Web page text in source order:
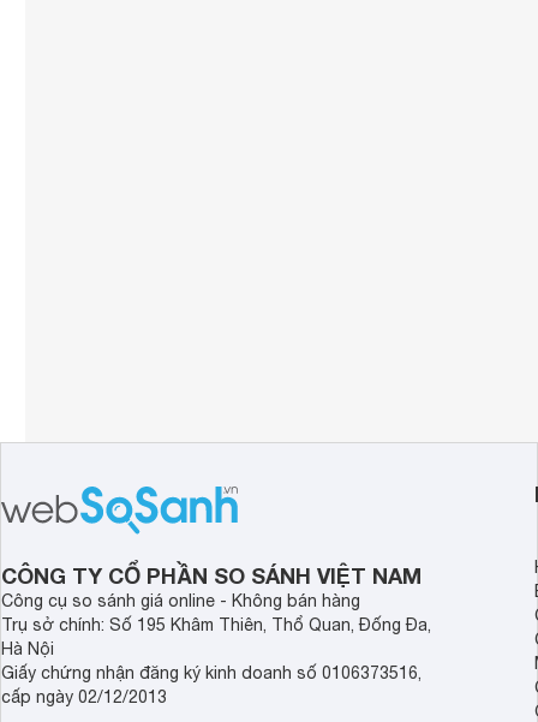
CÔNG TY CỔ PHẦN SO SÁNH VIỆT NAM
Công cụ so sánh giá online - Không bán hàng
Trụ sở chính: Số 195 Khâm Thiên, Thổ Quan, Đống Đa,
Hà Nội
Giấy chứng nhận đăng ký kinh doanh số 0106373516,
cấp ngày 02/12/2013